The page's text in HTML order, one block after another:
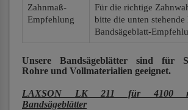
Zahnmaß-
Empfehlung
Für die richtige
bitte die unten
Bandsägeblatt-
Unsere Bandsägeblätter sind für
Rohre und Vollmaterialien geeignet.
LAXSON LK 211 für 4100
Bandsägeblätter